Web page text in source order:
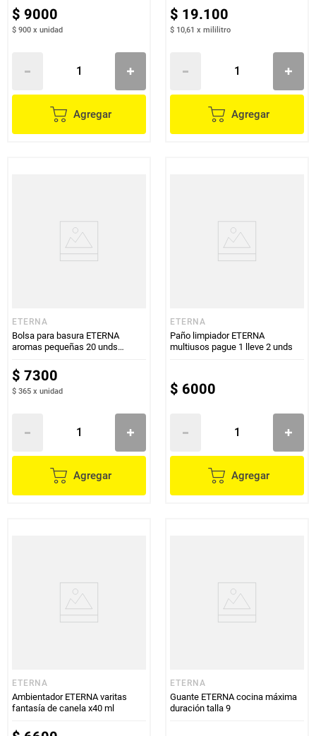
$ 9000
$ 900 x unidad
Agregar
$ 19.100
$ 10,61 x mililitro
Agregar
ETERNA
Bolsa para basura ETERNA
aromas pequeñas 20 unds
$ 7300
$ 365 x unidad
Agregar
ETERNA
Paño limpiador ETERNA
multiusos pague 1 lleve 2 unds
$ 6000
Agregar
ETERNA
Ambientador ETERNA varitas
fantasía de canela x40 ml
ETERNA
Guante ETERNA cocina máxima
duración talla 9